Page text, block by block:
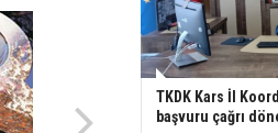
TKDK Kars İl
başvuru çağrı